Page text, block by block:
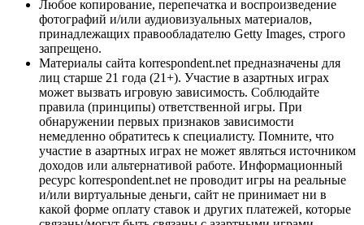
Любое копирование, перепечатка и воспроизведение
фотографий и/или аудиовизуальных материалов,
принадлежащих правообладателю Getty Images, строго
запрещено.
Материалы сайта korrespondent.net предназначены для
лиц старше 21 года (21+). Участие в азартных играх
может вызвать игровую зависимость. Соблюдайте
правила (принципы) ответственной игры. При
обнаружении первых признаков зависимости
немедленно обратитесь к специалисту. Помните, что
участие в азартных играх не может являться источником
доходов или альтернативой работе. Информационный
ресурс korrespondent.net не проводит игры на реальные
и/или виртуальные деньги, сайт не принимает ни в
какой форме оплату ставок и других платежей, которые